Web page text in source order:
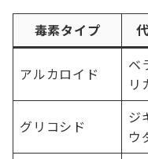
毒素タイプ
アルカロイド
ベ
リ
グリコシド
ジ
ウ